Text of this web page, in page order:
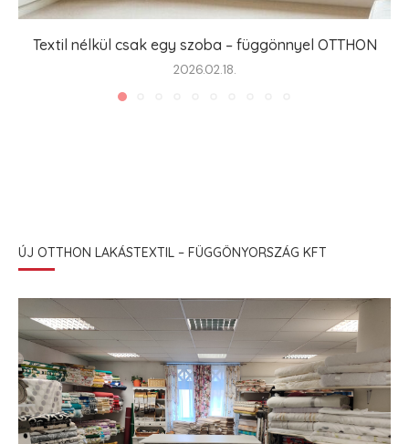
Textil nélkül csak egy szoba – függönnyel OTTHON
2026.02.18.
ÚJ OTTHON LAKÁSTEXTIL – FÜGGÖNYORSZÁG KFT